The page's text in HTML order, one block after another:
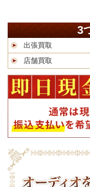
3
出張買取
店舗買取